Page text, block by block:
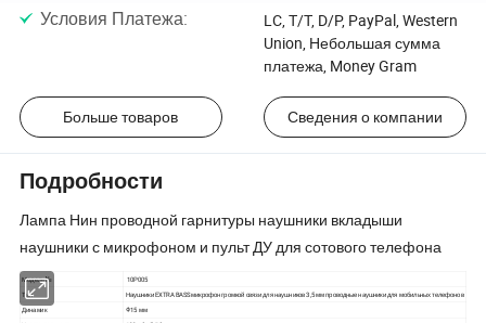
Условия Платежа:
LC, T/T, D/P, PayPal, Western
Union, Небольшая сумма
платежа, Money Gram
Больше товаров Сведения о компании
Подробности
Лампа Нин проводной гарнитуры наушники вкладыши
наушники с микрофоном и пульт ДУ для сотового телефона
Модель № 10P005
Тип Наушники EXTRA BASS микрофон громкой связи для наушников 3,5 мм проводные наушники для мобильных телефонов
Динамик
Φ15 мм